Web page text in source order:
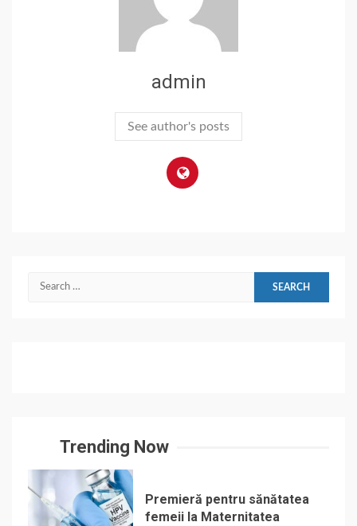
admin
See author's posts
Search
Trending Now
Premieră pentru sănătatea
femeii la Maternitatea